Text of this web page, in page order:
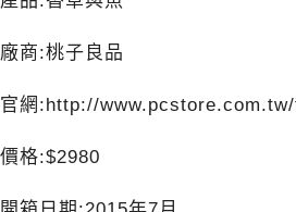
廠商:桃子良品
官網:http://
價格:$2980